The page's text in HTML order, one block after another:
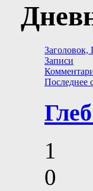
Заголовок,
Записи
Последнее
1
0